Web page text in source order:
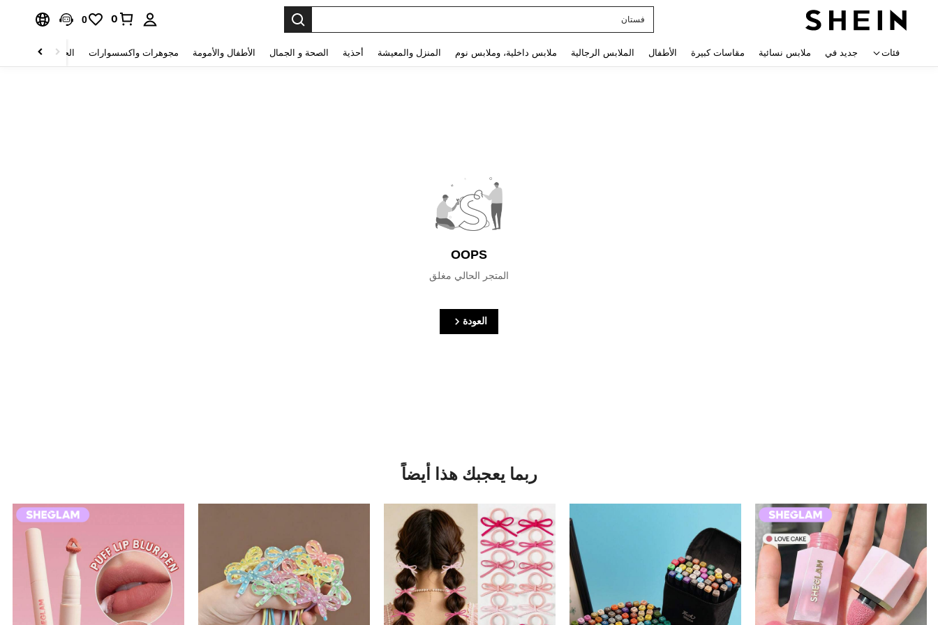
فستان
0
0
فئات جديد في ملابس نسائية مقاسات كبيرة الأطفال الملابس الرجالية ملابس داخلية، وملابس نوم المنزل والمعيشة أحذية الصحة و الجمال الأطفال والأمومة مجوهرات واكسسوارات الحقائب والأمتعة
OOPS
المتجر الحالي مغلق
العودة
ربما يعجبك هذا أيضاً